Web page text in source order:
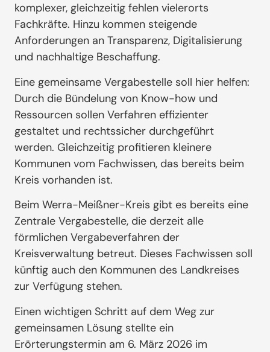
komplexer, gleichzeitig fehlen vielerorts
Fachkräfte. Hinzu kommen steigende
Anforderungen an Transparenz, Digitalisierung
und nachhaltige Beschaffung.
Eine gemeinsame Vergabestelle soll hier helfen:
Durch die Bündelung von Know-how und
Ressourcen sollen Verfahren effizienter
gestaltet und rechtssicher durchgeführt
werden. Gleichzeitig profitieren kleinere
Kommunen vom Fachwissen, das bereits beim
Kreis vorhanden ist.
Beim Werra-Meißner-Kreis gibt es bereits eine
Zentrale Vergabestelle, die derzeit alle
förmlichen Vergabeverfahren der
Kreisverwaltung betreut. Dieses Fachwissen soll
künftig auch den Kommunen des Landkreises
zur Verfügung stehen.
Einen wichtigen Schritt auf dem Weg zur
gemeinsamen Lösung stellte ein
Erörterungstermin am 6. März 2026 im